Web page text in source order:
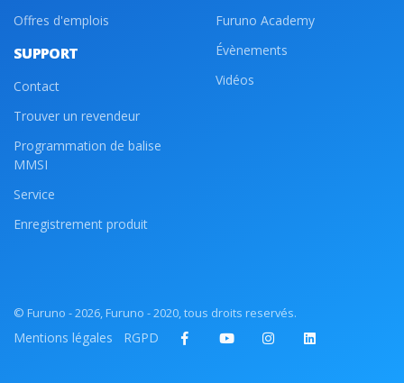
Offres d'emplois
SUPPORT
Contact
Trouver un revendeur
Programmation de balise
MMSI
Service
Enregistrement produit
Furuno Academy
Évènements
Vidéos
© Furuno - 2026, Furuno - 2020, tous droits reservés.
Mentions légales RGPD